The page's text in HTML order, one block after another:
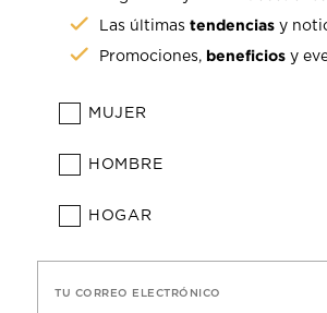
Las últimastendencias y
Promociones, beneficios y
MUJER
HOMBRE
HOGAR
TU CORREO ELECTRÓNICO